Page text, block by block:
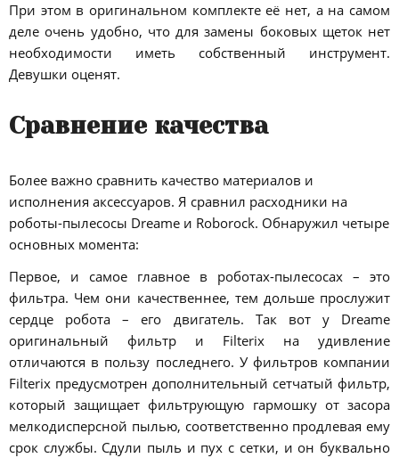
При этом в оригинальном комплекте её нет, а на самом
деле очень удобно, что для замены боковых щеток нет
необходимости иметь собственный инструмент.
Девушки оценят.
Сравнение качества
Более важно сравнить качество материалов и
исполнения аксессуаров. Я сравнил расходники на
роботы-пылесосы Dreame и Roborock. Обнаружил четыре
основных момента:
Первое, и самое главное в роботах-пылесосах – это
фильтра. Чем они качественнее, тем дольше прослужит
сердце робота – его двигатель. Так вот у Dreame
оригинальный фильтр и Filterix на удивление
отличаются в пользу последнего. У фильтров компании
Filterix предусмотрен дополнительный сетчатый фильтр,
который защищает фильтрующую гармошку от засора
мелкодисперсной пылью, соответственно продлевая ему
срок службы. Сдули пыль и пух с сетки, и он буквально